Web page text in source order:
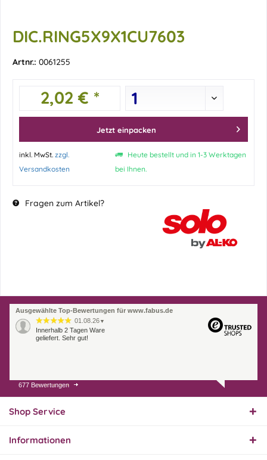
DIC.RING5X9X1CU7603
Artnr.: 0061255
2,02 € *
Jetzt einpacken
inkl. MwSt. zzgl.
Versandkosten
Heute bestellt und in 1-3 Werktagen
bei Ihnen.
Fragen zum Artikel?
Ausgewählte Top-Bewertungen für www.fabus.de
01.08.26 ▼
Innerhalb 2 Tagen Ware
geliefert. Sehr gut!
31.07.26
Super schnelle Lieferung,
hervorragend. Gerne
677 Bewertungen
Shop Service
Informationen